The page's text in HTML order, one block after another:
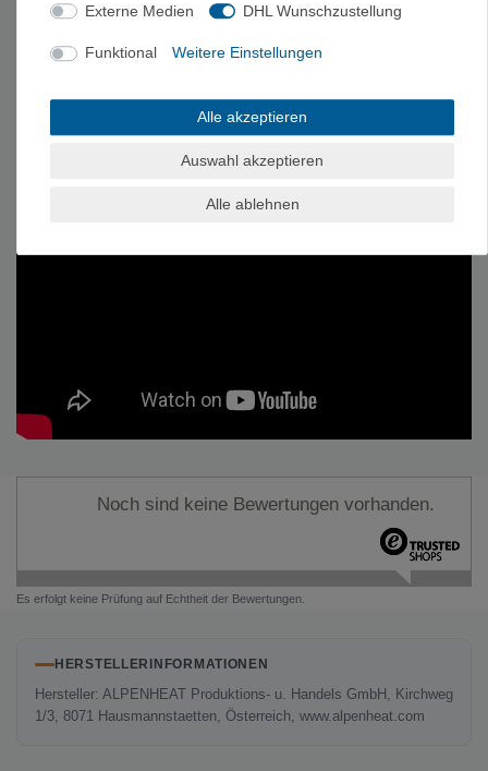
Noch sind keine Bewertungen vorhanden.
Es erfolgt keine Prüfung auf Echtheit der Bewertungen.
HERSTELLERINFORMATIONEN
Hersteller: ALPENHEAT Produktions- u. Handels GmbH, Kirchweg
1/3, 8071 Hausmannstaetten, Österreich, www.alpenheat.com
Externe Medien DHL Wunschzustellung
Funktional Weitere Einstellungen
Alle akzeptieren
Auswahl akzeptieren
Alle ablehnen